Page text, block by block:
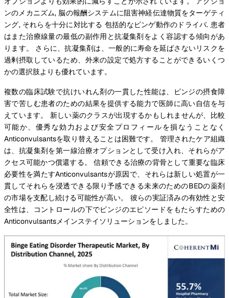
ンのメカニズム, 脳の報酬システムに阻害神経伝達物質をターゲティ
ング, それらを十分に対比する 包括的なビンゲ動作のドライバ. 患者
はまた治療線量の最低の副作用と抗凝集剤をよく容認する傾向があ
ります。 さらに、抗凝集剤は、一般的に寿命を延ばさないリスクを
過剰摂取しているため、外来の設定で処方することができるいくつ
かの選択肢よりも優れています。
複数の臨床試験で抗けいれん剤の一貫した性能は、ビンジの摂食障
害で苦しむ患者のための結果を提供する能力で医師に高い自信を与
えています。 新しい薬のクラスが出現するかもしれませんが、比較
可能か、優秀な効力および安全プロフィールを損なうことなく
Anticonvulsantsを取り替えることは困難です。 管理されたケア組織
は、抗凝集剤を第一線治療オプションとして受け入れ、それらがア
クセス可能かつ償還する。 信頼できる治療の背骨として重要な臨床
必要性を満たすAnticonvulsantsが原因で、それらは新しい処置が一
貫してそれらを浸透できる限り予感できる未来のためのBEDの薬剤
の市場を支配し続ける可能性が高い。 彼らの実証済みの有効性と安
全性は、コントロールの下でビンジのエピソードをもたらすための
Anticonvulsantsメインステイソリューションをしました。